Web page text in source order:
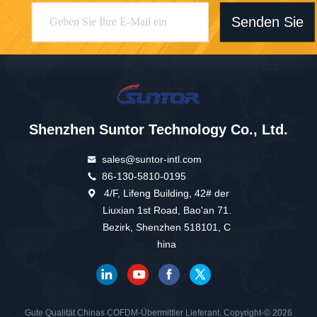
Senden Sie
Shenzhen Suntor Technology Co., Ltd.
sales@suntor-intl.com
86-130-5810-0195
4/F, Lifeng Building, 42# der
Liuxian 1st Road, Bao'an 71.
Bezirk, Shenzhen 518101, C
hina
Gute Qualität Chinas COFDM-Übermittler Lieferant. Copyright-© 2026